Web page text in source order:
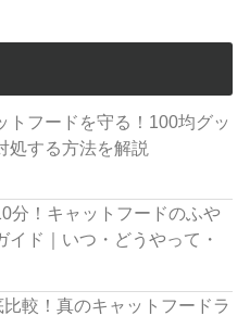
トフードを守る！100均グッ
処する方法を解説
分！キャットフードのふや
イド｜いつ・どうやって・
較！真のキャットフードラ